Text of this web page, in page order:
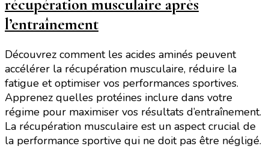
récupération musculaire après
l’entraînement
Découvrez comment les acides aminés peuvent
accélérer la récupération musculaire, réduire la
fatigue et optimiser vos performances sportives.
Apprenez quelles protéines inclure dans votre
régime pour maximiser vos résultats d’entraînement.
La récupération musculaire est un aspect crucial de
la performance sportive qui ne doit pas être négligé.